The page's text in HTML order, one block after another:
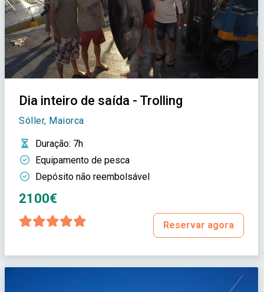
Dia inteiro de saída - Trolling
Sóller, Maiorca
Duração: 7h
Equipamento de pesca
Depósito não reembolsável
2100€
Reservar agora